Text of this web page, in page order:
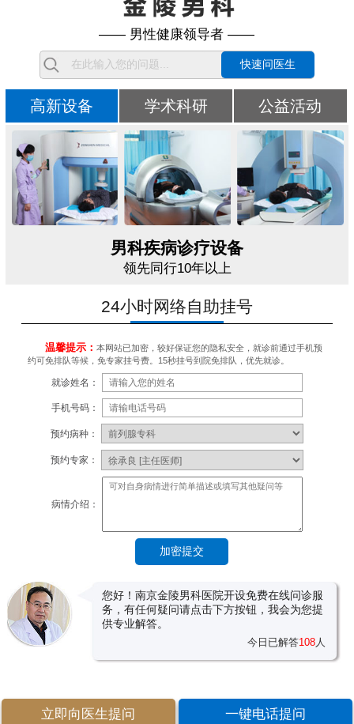
—— 男性健康领导者 ——
快速问医生
高新设备 学术科研 公益活动
男科疾病诊疗设备
领先同行10年以上
24小时网络自助挂号
温馨提示：本网站已加密，较好保证您的隐私安全，就诊前通过手机预
约可免排队等候，免专家挂号费。15秒挂号到院免排队，优先就诊。
就诊姓名：
手机号码：
预约病种：
预约专家：
病情介绍：
您好！南京金陵男科医院开设免费在线问诊服
务，有任何疑问请点击下方按钮，我会为您提
供专业解答。
今日已解答108人
立即向医生提问 一键电话提问